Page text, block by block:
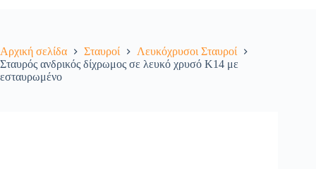
Αρχική σελίδα Σταυροί
Λευκόχρυσοι Σταυροί
Σταυρός ανδρικός δίχρωμος σε λευκό χρυσό Κ14 με
εσταυρωμένο